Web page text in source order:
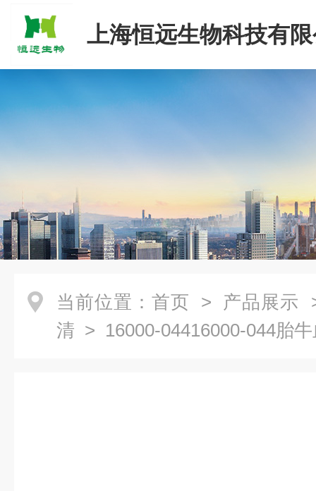
上海恒远生物科技有
当前位置： 首页 > 产品展示
清 > 16000-04416000-044胎